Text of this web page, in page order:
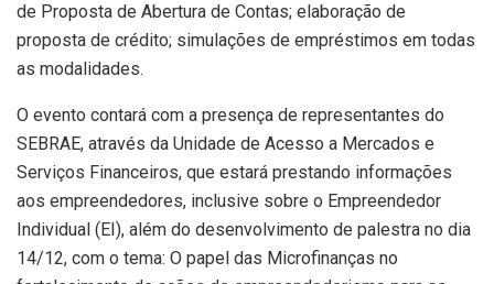
de Proposta de Abertura de Contas; elaboração de
proposta de crédito; simulações de empréstimos em todas
as modalidades.
O evento contará com a presença de representantes do
SEBRAE, através da Unidade de Acesso a Mercados e
Serviços Financeiros, que estará prestando informações
aos empreendedores, inclusive sobre o Empreendedor
Individual (EI), além do desenvolvimento de palestra no dia
14/12, com o tema: O papel das Microfinanças no